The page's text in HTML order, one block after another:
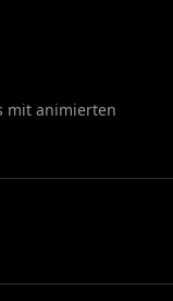
mit animierten